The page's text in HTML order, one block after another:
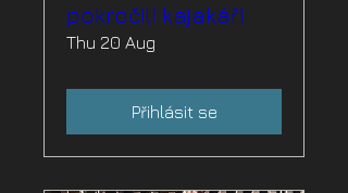
pokročilí kajakáři
Thu 20 Aug
Přihlásit se